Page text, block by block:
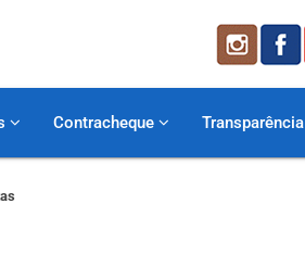
Contracheque Transparência